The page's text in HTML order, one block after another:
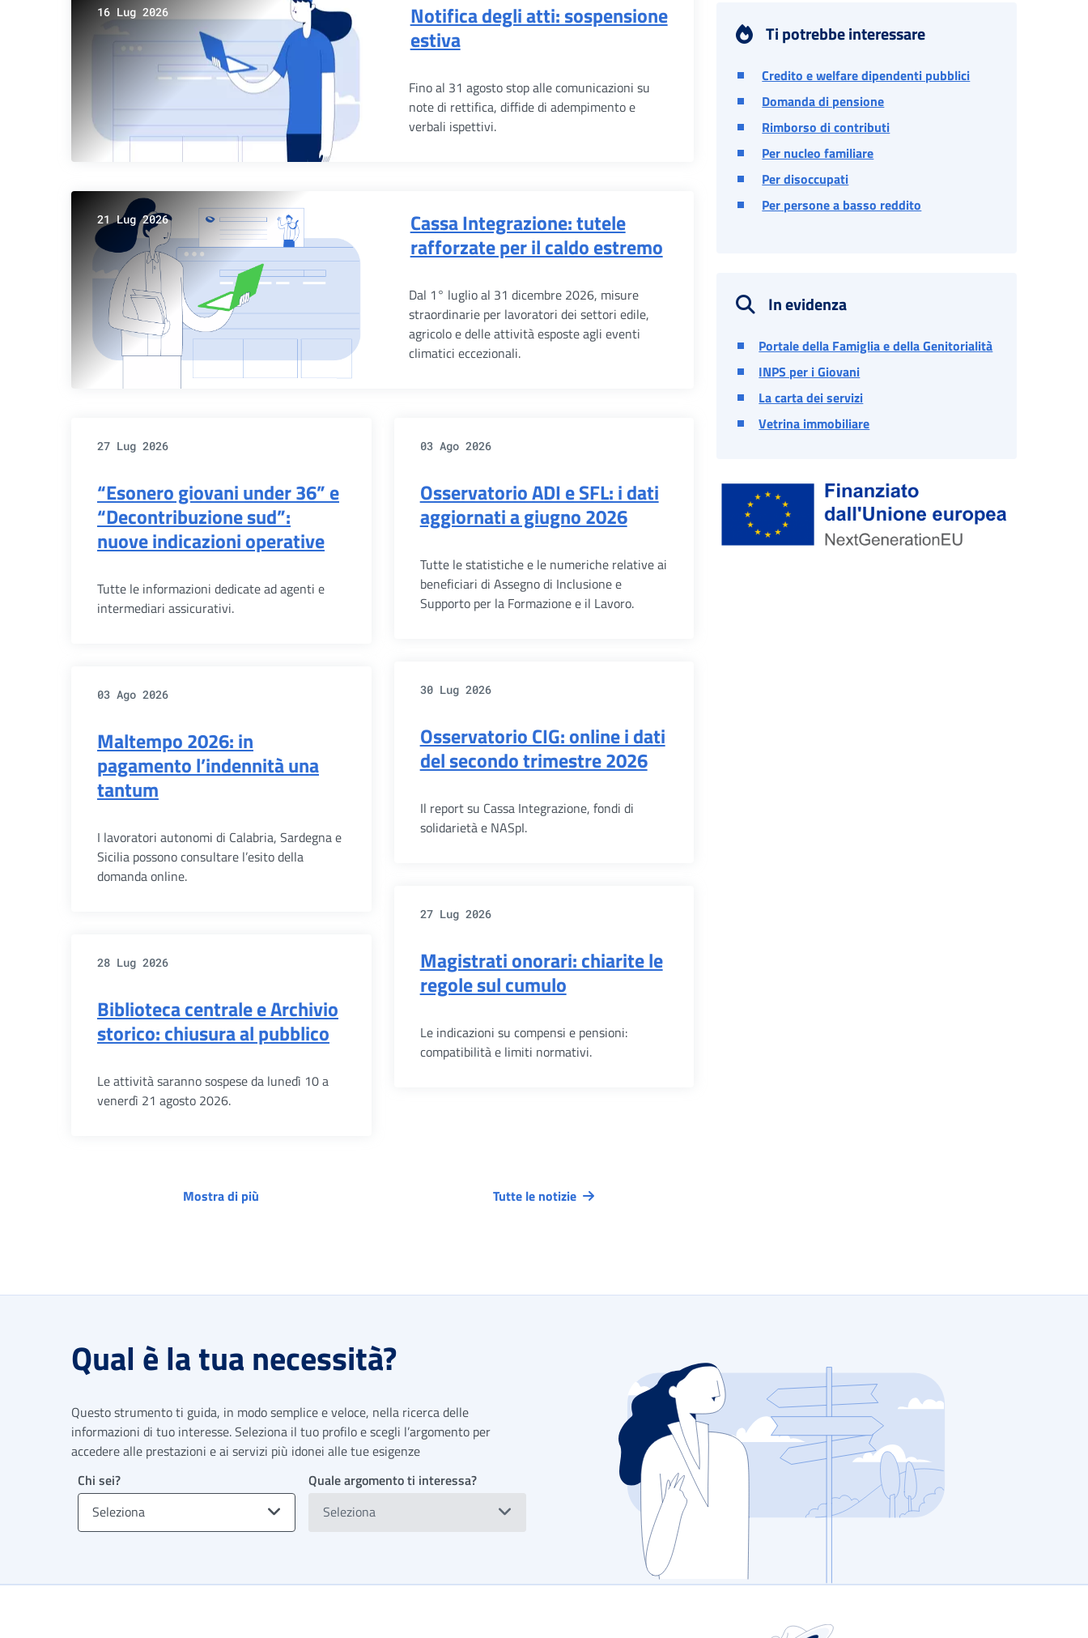
16 Lug 2026
Notifica degli atti: sospensione
estiva
Fino al 31 agosto stop alle comunicazioni su
note di rettifica, diffide di adempimento e
verbali ispettivi.
21 Lug 2026
Cassa Integrazione: tutele
rafforzate per il caldo estremo
Dal 1° luglio al 31 dicembre 2026, misure
straordinarie per lavoratori dei settori edile,
agricolo e delle attività esposte agli eventi
climatici eccezionali.
27 Lug 2026
“Esonero giovani under 36” e
“Decontribuzione sud”:
nuove indicazioni operative
Tutte le informazioni dedicate ad agenti e
intermediari assicurativi.
03 Ago 2026
Osservatorio ADI e SFL: i dati
aggiornati a giugno 2026
Tutte le statistiche e le numeriche relative ai
beneficiari di Assegno di Inclusione e
Supporto per la Formazione e il Lavoro.
03 Ago 2026
Maltempo 2026: in
pagamento l’indennità una
tantum
I lavoratori autonomi di Calabria, Sardegna e
Sicilia possono consultare l’esito della
domanda online.
30 Lug 2026
Osservatorio CIG: online i dati
del secondo trimestre 2026
Il report su Cassa Integrazione, fondi di
solidarietà e NASpI.
28 Lug 2026
Biblioteca centrale e Archivio
storico: chiusura al pubblico
Le attività saranno sospese da lunedì 10 a
venerdì 21 agosto 2026.
27 Lug 2026
Magistrati onorari: chiarite le
regole sul cumulo
Le indicazioni su compensi e pensioni:
compatibilità e limiti normativi.
Mostra di più Tutte le notizie
Ti potrebbe interessare
Credito e welfare dipendenti pubblici
Domanda di pensione
Rimborso di contributi
Per nucleo familiare
Per disoccupati
Per persone a basso reddito
In evidenza
Portale della Famiglia e della Genitorialità
INPS per i Giovani
La carta dei servizi
Vetrina immobiliare
Qual è la tua necessità?
Questo strumento ti guida, in modo semplice e veloce, nella ricerca delle
informazioni di tuo interesse. Seleziona il tuo profilo e scegli l’argomento per
accedere alle prestazioni e ai servizi più idonei alle tue esigenze
Chi sei?
Seleziona
Quale argomento ti interessa?
Seleziona